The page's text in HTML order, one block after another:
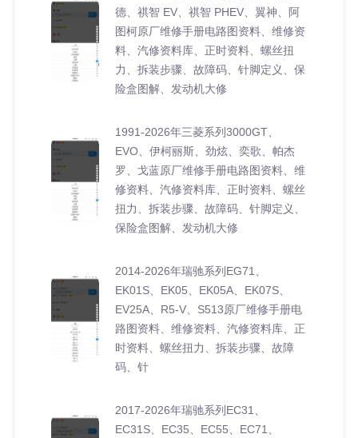
德、祺智 EV、祺智 PHEV、翼神、阿
图柯原厂维修手册电路图资料、维修资
料、汽修资料库、正时资料、螺丝扭
力、拆装步骤、故障码、针脚定义、保
险盒图解、发动机大修
1991-2026年三菱系列3000GT、
EVO、伊柯丽斯、劲炫、奕歌、帕杰
罗、戈蓝原厂维修手册电路图资料、维
修资料、汽修资料库、正时资料、螺丝
扭力、拆装步骤、故障码、针脚定义、
保险盒图解、发动机大修
2014-2026年瑞驰系列EG71、
EK01S、EK05、EK05A、EK07S、
EV25A、R5-V、S513原厂维修手册电
路图资料、维修资料、汽修资料库、正
时资料、螺丝扭力、拆装步骤、故障
码、针
2017-2026年瑞驰系列EC31、
EC31S、EC35、EC55、EC71、